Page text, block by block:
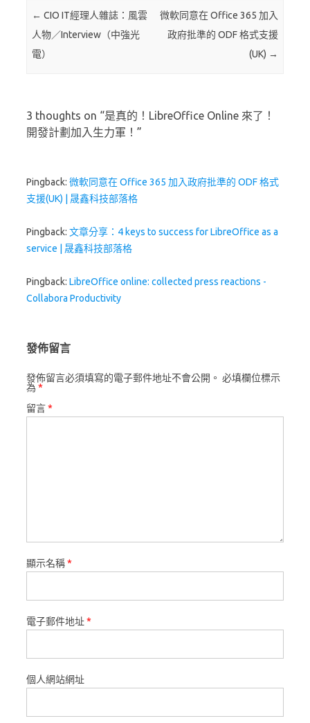
Post navigation
← CIO IT經理人雜誌：風雲
人物／Interview（中強光
電）
微軟同意在 Office 365 加入
政府批準的 ODF 格式支援
(UK) →
3 thoughts on “是真的！LibreOffice Online 來了！
開發計劃加入生力軍！ ”
Pingback: 微軟同意在 Office 365 加入政府批準的 ODF 格式
支援(UK) | 晟鑫科技部落格
Pingback: 文章分享：4 keys to success for LibreOffice as a
service | 晟鑫科技部落格
Pingback: LibreOffice online: collected press reactions -
Collabora Productivity
發佈留言
發佈留言必須填寫的電子郵件地址不會公開。 必填欄位標示
為 *
留言*
顯示名稱*
電子郵件地址*
個人網站網址